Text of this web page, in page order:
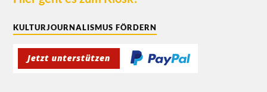
KULTURJOURNALISMUS FÖRDERN